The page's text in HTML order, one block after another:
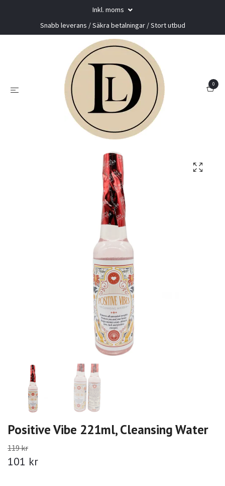
Inkl. moms
Snabb leverans / Säkra betalningar / Stort utbud
0
Positive Vibe 221ml, Cleansing Water
119 kr
101 kr